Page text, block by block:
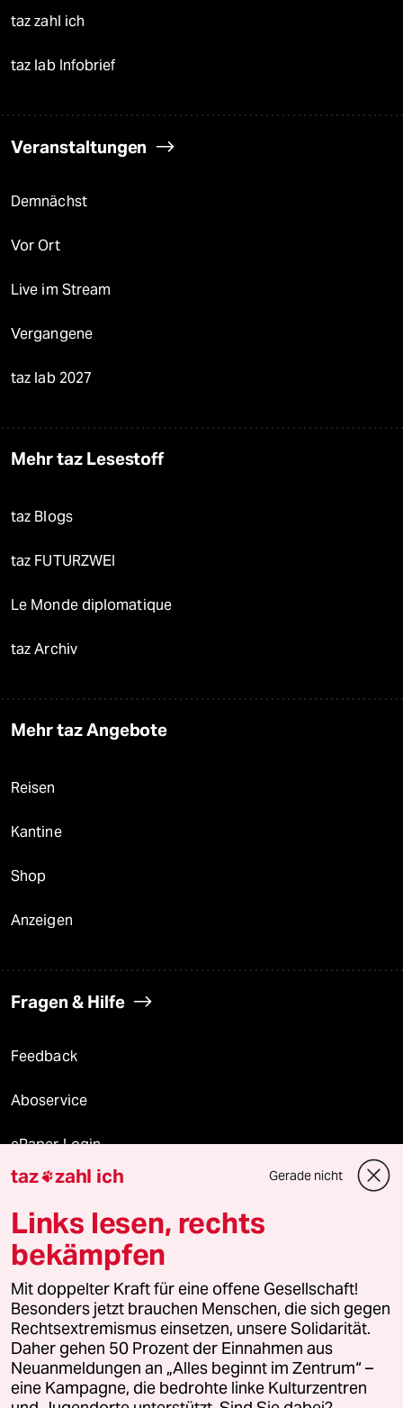
taz zahl ich
taz lab Infobrief
Veranstaltungen
Demnächst
Vor Ort
Live im Stream
Vergangene
taz lab 2027
Mehr taz Lesestoff
taz Blogs
taz FUTURZWEI
Le Monde diplomatique
taz Archiv
Mehr taz Angebote
Reisen
Kantine
Shop
Anzeigen
Fragen & Hilfe
Feedback
Aboservice
ePaper Login
Downloads für Abonnierende
© 2026 taz Verlags und Vertriebs GmbH
Alle Rechte vorbehalten. Bei rechtlichen Fragen oder für Genehmigungen
wenden Sie sich bitte an
lizenzen@taz.de
Feedback Redaktionsstatut Kommune-Richtlinien
Leitlinie Informant Datenschutz Impressum AGB
taz zahl ich Gerade nicht
Links lesen, rechts
bekämpfen
Mit doppelter Kraft für eine offene Gesellschaft!
Besonders jetzt brauchen Menschen, die sich gegen
Rechtsextremismus einsetzen, unsere Solidarität.
Daher gehen 50 Prozent der Einnahmen aus
Neuanmeldungen an „Alles beginnt im Zentrum“ –
eine Kampagne, die bedrohte linke Kulturzentren